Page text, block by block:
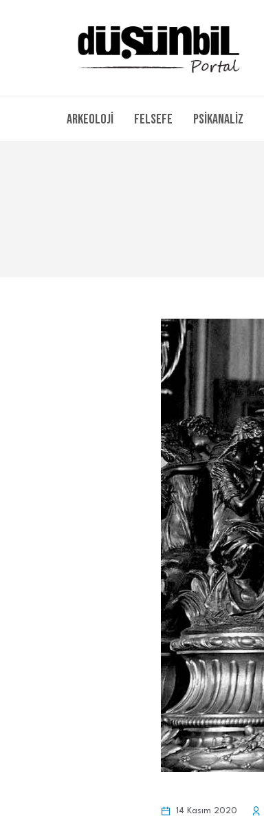
Arkeoloji Felsefe Psikanaliz
14 Kasım 2020